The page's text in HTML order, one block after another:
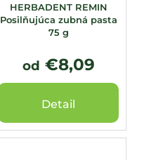
HERBADENT REMIN
Posilňujúca zubná pasta
75 g
od €8,09
Detail